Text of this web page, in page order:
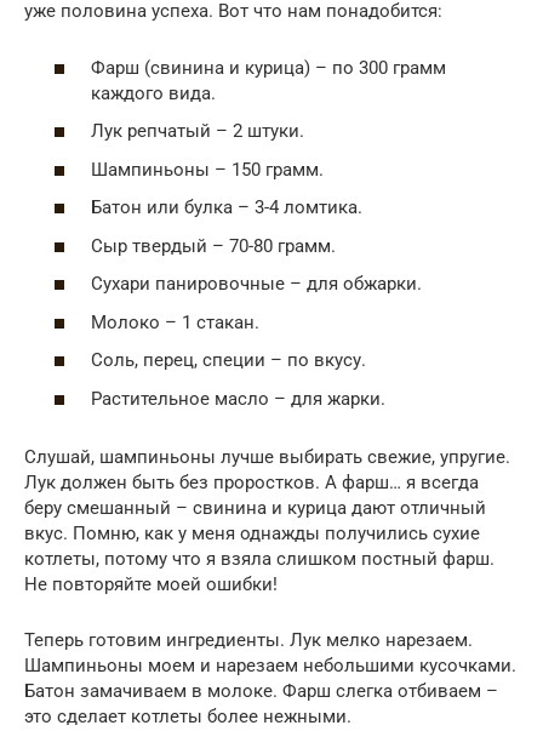
уже половина успеха. Вот что нам понадобится:
Фарш (свинина и курица) – по 300 грамм
каждого вида.
Лук репчатый – 2 штуки.
Шампиньоны – 150 грамм.
Батон или булка – 3-4 ломтика.
Сыр твердый – 70-80 грамм.
Сухари панировочные – для обжарки.
Молоко – 1 стакан.
Соль, перец, специи – по вкусу.
Растительное масло – для жарки.
Слушай, шампиньоны лучше выбирать свежие, упругие.
Лук должен быть без проростков. А фарш… я всегда
беру смешанный – свинина и курица дают отличный
вкус. Помню, как у меня однажды получились сухие
котлеты, потому что я взяла слишком постный фарш.
Не повторяйте моей ошибки!
Теперь готовим ингредиенты. Лук мелко нарезаем.
Шампиньоны моем и нарезаем небольшими кусочками.
Батон замачиваем в молоке. Фарш слегка отбиваем –
это сделает котлеты более нежными.